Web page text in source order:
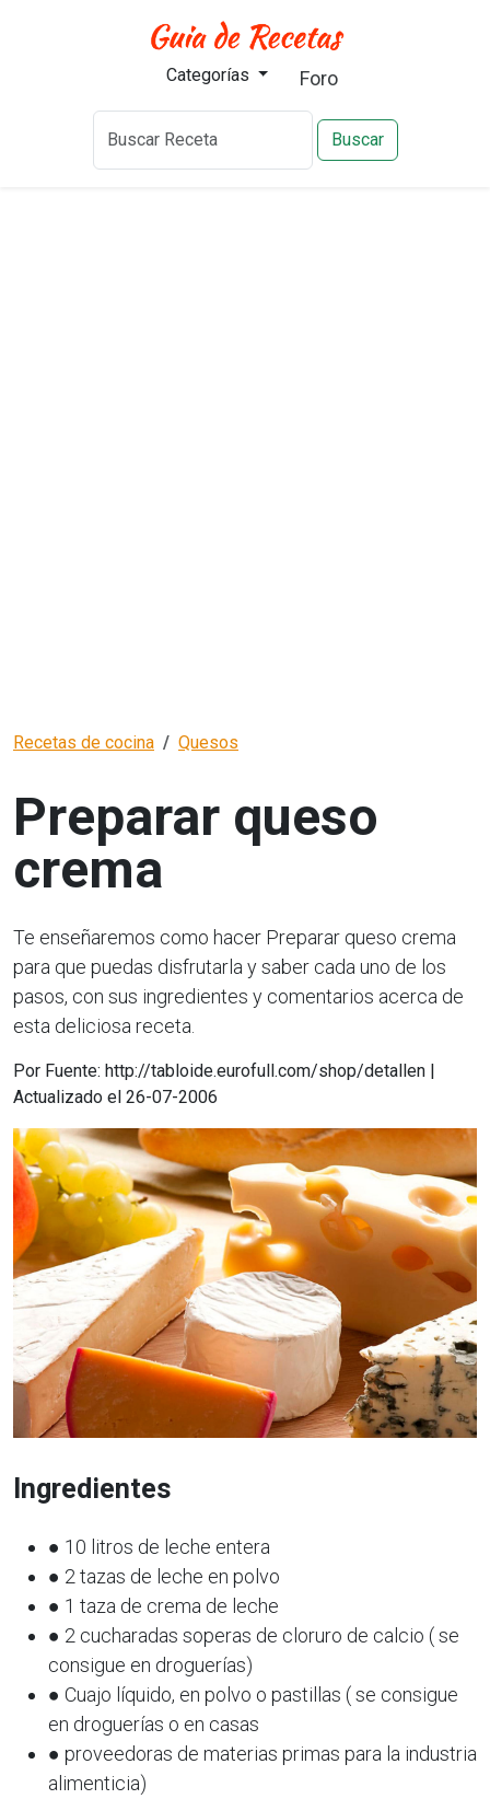
Categorías Foro
Buscar
Recetas de cocina Quesos
Preparar queso
crema
Te enseñaremos como hacer Preparar queso crema
para que puedas disfrutarla y saber cada uno de los
pasos, con sus ingredientes y comentarios acerca de
esta deliciosa receta.
Por Fuente: http://tabloide.eurofull.com/shop/detallen |
Actualizado el 26-07-2006
Ingredientes
● 10 litros de leche entera
● 2 tazas de leche en polvo
● 1 taza de crema de leche
● 2 cucharadas soperas de cloruro de calcio ( se
consigue en droguerías)
● Cuajo líquido, en polvo o pastillas ( se consigue
en droguerías o en casas
● proveedoras de materias primas para la industria
alimenticia)